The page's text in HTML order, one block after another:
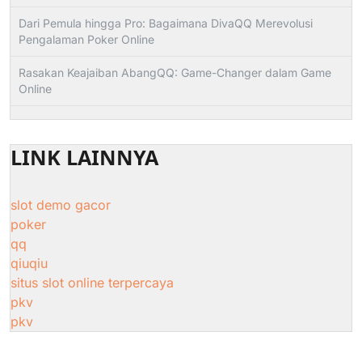
Dari Pemula hingga Pro: Bagaimana DivaQQ Merevolusi
Pengalaman Poker Online
Rasakan Keajaiban AbangQQ: Game-Changer dalam Game
Online
LINK LAINNYA
slot demo gacor
poker
qq
qiuqiu
situs slot online terpercaya
pkv
pkv